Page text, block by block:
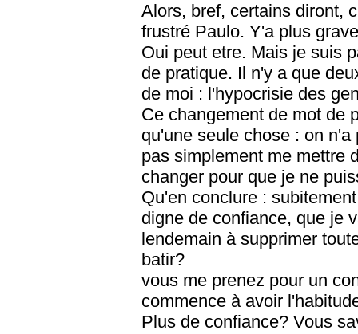
Alors, bref, certains diront,
frustré Paulo. Y'a plus
Oui peut etre. Mais je suis
de pratique. Il n'y a que
de moi : l'hypocrisie des
Ce changement de mot de
qu'une seule chose : on
pas simplement me mettre
changer pour que je ne
Qu'en conclure :
digne de confiance, que je
lendemain à supprimer
batir?
vous me prenez pour un
commence à avoir
Plus de confiance? Vous